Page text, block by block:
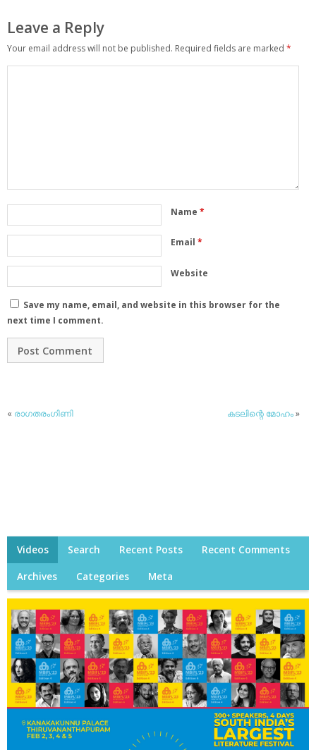
Leave a Reply
Your email address will not be published. Required fields are marked *
Name *
Email *
Website
Save my name, email, and website in this browser for the
next time I comment.
« രാഗതരംഗിണി കടലിന്റെ മോഹം»
Videos Search Recent Posts Recent Comments
Archives Categories Meta